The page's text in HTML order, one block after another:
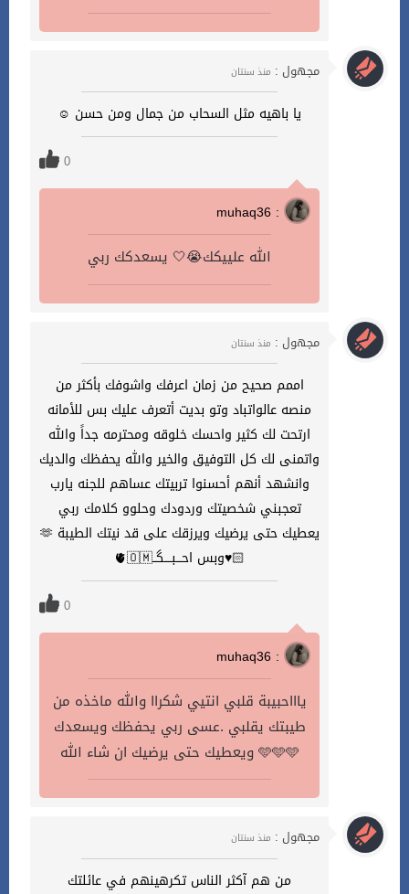
مجهول : منذ سنتان
يا باهيه مثل السحاب من جمال ومن حسن ☺️
0
muhaq36 :
الله علييكك😭🤍 يسعدكك ربي
مجهول : منذ سنتان
اممم صحيح من زمان اعرفك واشوفك بأكثر من
منصه عالواتباد وتو بديت أتعرف عليك بس للأمانه
ارتحت لك كثير واحسك خلوقه ومحترمه جداً والله
واتمنى لك كل التوفيق والخير والله يحفظك والديك
وانشهد أنهم أحسنوا تربيتك عساهم للجنه يارب
تعجبني شخصيتك وردودك وحلوو كلامك ربي
يعطيك حتى يرضيك ويرزقك على قد نيتك الطيبة 🫶
🏻♥️وبس احـــبــــگــ🫀🇴🇲
0
muhaq36 :
ياااحبيبة قلبي انتيي شكراا والله ماخذه من
طيبتك يقلبي .عسى ربي يحفظك ويسعدك
ويعطيك حتى يرضيك ان شاء الله 🩵🩵🩵
مجهول : منذ سنتان
من هم آكثر الناس تكرهينهم في عائلتك